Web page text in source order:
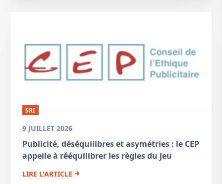
SRI
9 JUILLET 2026
Publicité, déséquilibres et asymétries : le CEP
appelle à rééquilibrer les règles du jeu
LIRE L'ARTICLE